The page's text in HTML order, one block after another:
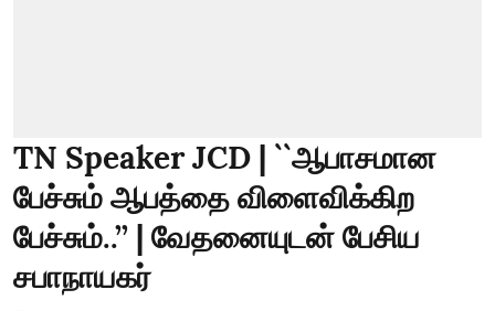
TN Speaker JCD | ``ஆபாசமான
பேச்சும் ஆபத்தை விளைவிக்கிற
பேச்சும்..’’ | வேதனையுடன் பேசிய
சபாநாயகர்